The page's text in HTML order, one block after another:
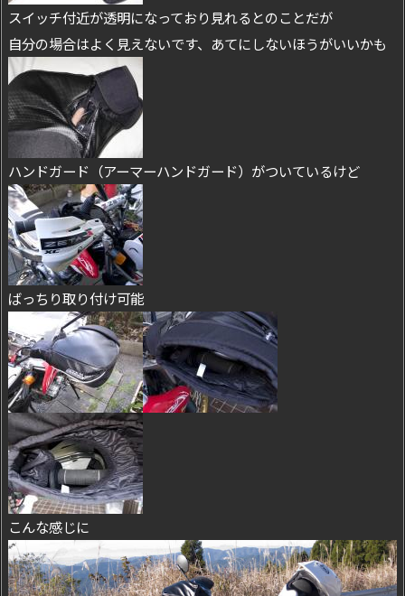
スイッチ付近が透明になっており見れるとのことだが
自分の場合はよく見えないです、あてにしないほうがいいかも
ハンドガード（アーマーハンドガード）がついているけど
ばっちり取り付け可能
こんな感じに